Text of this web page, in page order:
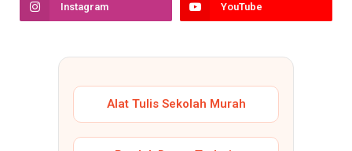
Instagram YouTube
Alat Tulis Sekolah Murah